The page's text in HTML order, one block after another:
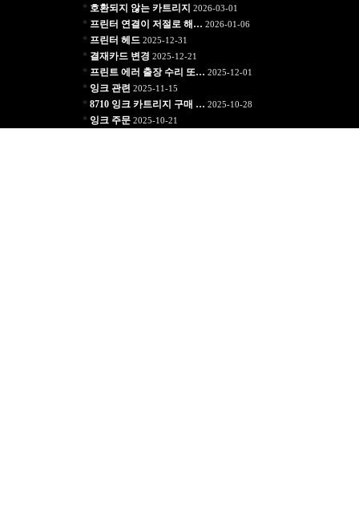
* 호환되지 않는 카트리지 2026-03-01
* 프린터 연결이 저절로 해… 2026-01-06
* 프린터 헤드 2025-12-31
* 결재카드 변경 2025-12-21
* 프린트 에러 출장 수리 또… 2025-12-01
* 잉크 관련 2025-11-15
* 8710 잉크 카트리지 구매 … 2025-10-28
* 잉크 주문2025-10-21